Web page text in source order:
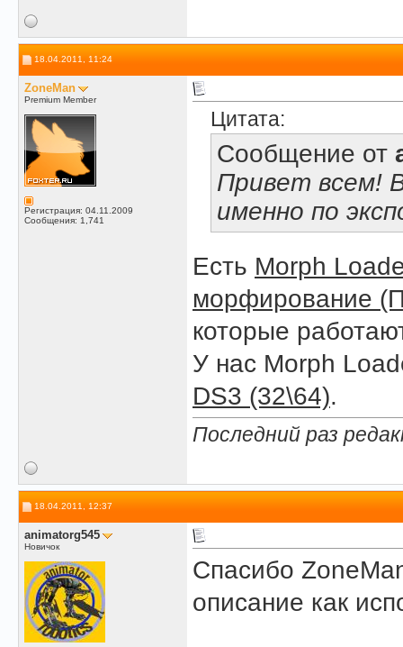
18.04.2011, 11:24
ZoneMan
Premium Member
Регистрация: 04.11.2009
Сообщения: 1,741
Цитата:
Сообщение от
Привет всем!
именно по
Есть Morph
морфирование
которые
У нас Morph
DS3 (32\64).
Последний раз
18.04.2011, 12:37
animatorg545
Новичок
Спасибо
описание как